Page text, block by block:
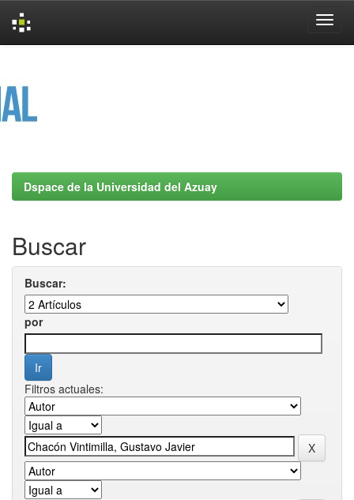
Dspace de la Universidad del Azuay
Buscar
Buscar:
por
Filtros actuales: